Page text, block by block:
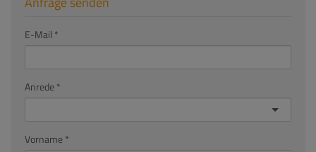
E-Mail
Anrede
Vorname